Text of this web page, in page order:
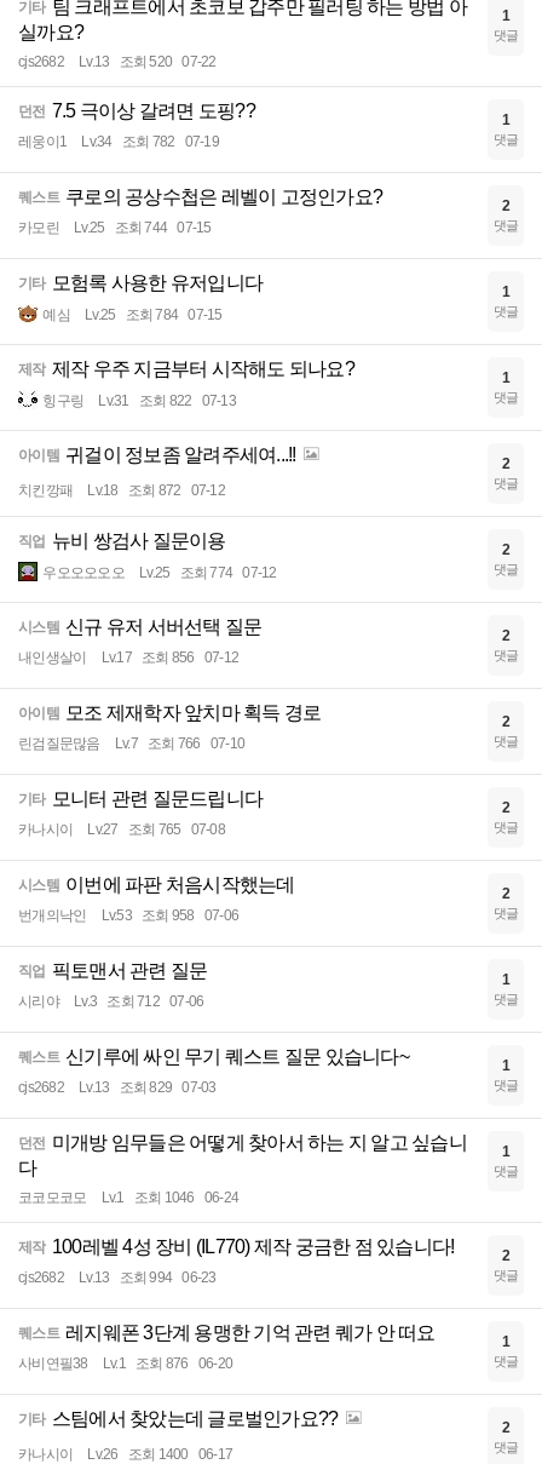
기타 팀 크래프트에서 초코보 갑주만 필러팅 하는 방법 아
실까요?
cjs2682 Lv.13 조회 520 07-22
1
댓글
던전 7.5 극이상 갈려면 도핑??
레웅이1 Lv.34 조회 782 07-19
1
댓글
퀘스트 쿠로의 공상수첩은 레벨이 고정인가요?
카모린 Lv.25 조회 744 07-15
2
댓글
기타 모험록 사용한 유저입니다
예심 Lv.25 조회 784 07-15
1
댓글
제작 제작 우주 지금부터 시작해도 되나요?
힝구링 Lv.31 조회 822 07-13
1
댓글
아이템 귀걸이 정보좀 알려주세여...!!
치킨깡패 Lv.18 조회 872 07-12
2
댓글
직업 뉴비 쌍검사 질문이용
우오오오오오 Lv.25 조회 774 07-12
2
댓글
시스템 신규 유저 서버선택 질문
내인생살이 Lv.17 조회 856 07-12
2
댓글
아이템 모조 제재학자 앞치마 획득 경로
린검질문많음 Lv.7 조회 766 07-10
2
댓글
기타 모니터 관련 질문드립니다
카나시이 Lv.27 조회 765 07-08
2
댓글
시스템 이번에 파판 처음시작했는데
번개의낙인 Lv.53 조회 958 07-06
2
댓글
직업 픽토맨서 관련 질문
시리야 Lv.3 조회 712 07-06
1
댓글
퀘스트 신기루에 싸인 무기 퀘스트 질문 있습니다~
cjs2682 Lv.13 조회 829 07-03
1
댓글
던전 미개방 임무들은 어떻게 찾아서 하는 지 알고 싶습니
다
코코모코모 Lv.1 조회 1046 06-24
1
댓글
제작 100레벨 4성 장비 (IL770) 제작 궁금한 점 있습니다!
cjs2682 Lv.13 조회 994 06-23
2
댓글
퀘스트 레지웨폰 3단계 용맹한 기억 관련 퀘가 안 떠요
사비연필38 Lv.1 조회 876 06-20
1
댓글
기타 스팀에서 찾았는데 글로벌인가요??
카나시이 Lv.26 조회 1400 06-17
2
댓글